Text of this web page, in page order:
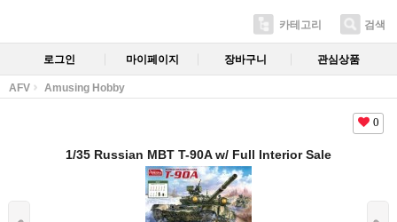
카테고리 검색
로그인 마이페이지 장바구니 관심상품
AFV Amusing Hobby
0
1/35 Russian MBT T-90A w/ Full Interior Sale